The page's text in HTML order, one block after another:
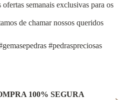
semanais exclusivas para os
de chamar nossos queridos
#pedraspreciosas
100% SEGURA